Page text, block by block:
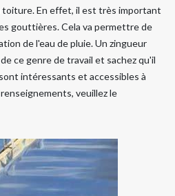
toiture. En effet, il est très important
gouttières. Cela va permettre de
de l'eau de pluie. Un zingueur
ce genre de travail et sachez qu'il
intéressants et accessibles à
veuillez le